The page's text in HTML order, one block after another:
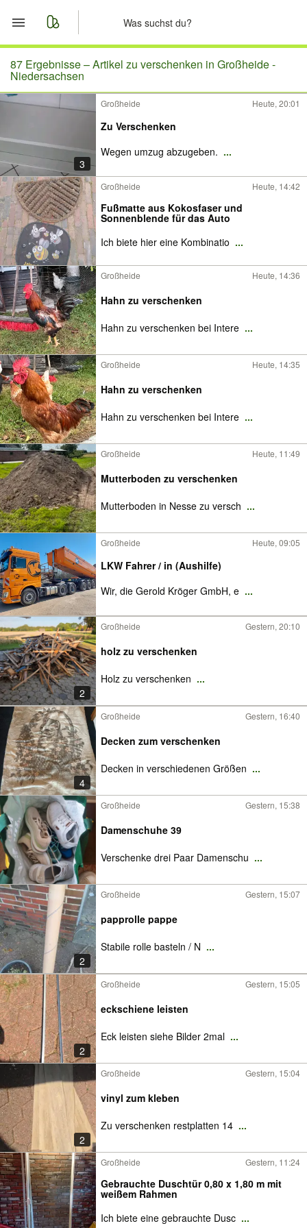
Start
Merkliste
Nachrichten
Anzeige aufgeben
87 Ergebnisse –Artikel zu verschenken in Großheide -
Niedersachsen
3
Großheide Heute, 20:01
Zu Verschenken
Wegen umzug abzugeben. ...
Großheide Heute, 14:42
Fußmatte aus Kokosfaser und
Sonnenblende für das Auto
Ich biete hier eine Kombinatio ...
Großheide Heute, 14:36
Hahn zu verschenken
Hahn zu verschenken bei Intere ...
Großheide Heute, 14:35
Hahn zu verschenken
Hahn zu verschenken bei Intere ...
Großheide Heute, 11:49
Mutterboden zu verschenken
Mutterboden in Nesse zu versch ...
Großheide Heute, 09:05
LKW Fahrer / in (Aushilfe)
Wir, die Gerold Kröger GmbH, e ...
2
Großheide Gestern, 20:10
holz zu verschenken
Holz zu verschenken ...
4
Großheide Gestern, 16:40
Decken zum verschenken
Decken in verschiedenen Größen ...
Großheide Gestern, 15:38
Damenschuhe 39
Verschenke drei Paar Damenschu ...
2
Großheide Gestern, 15:07
papprolle pappe
Stabile rolle basteln / N ...
2
Großheide Gestern, 15:05
eckschiene leisten
Eck leisten siehe Bilder 2mal ...
2
Großheide Gestern, 15:04
vinyl zum kleben
Zu verschenken restplatten 14 ...
Großheide Gestern, 11:24
Gebrauchte Duschtür 0,80 x 1,80 m mit
weißem Rahmen
Ich biete eine gebrauchte Dusc ...